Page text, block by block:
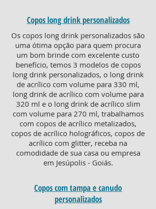
Copos long drink personalizados
Os copos long drink personalizados são
uma ótima opção para quem procura
um bom brinde com excelente custo
benefício, temos 3 modelos de copos
long drink personalizados, o long drink
de acrílico com volume para 330 ml,
long drink de acrílico com volume para
320 ml e o long drink de acrílico slim
com volume para 270 ml, trabalhamos
com copos de acrílico metalizados,
copos de acrílico holográficos, copos de
acrílico com glitter, receba na
comodidade de sua casa ou empresa
em Jesúpolis - Goiás.
Copos com tampa e canudo
personalizados